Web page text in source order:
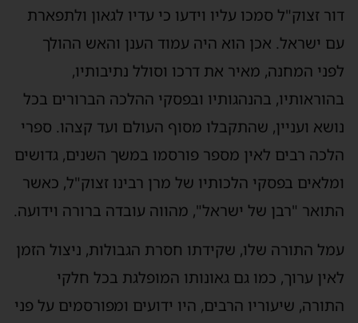
דור זצוק"ל סמכו עליו וידעו כי עדיו לגאון ולתפארת
עם ישראל. אכן הוא היה עמוד הענן והאש ההולך
לפני המחנה, מאיר את דרכו וסולל נתיבותיו,
בהוראותיו, בהנהגותיו ובפסקי ההלכה הברורים בכל
נושא ועניין, שהתקבלו מסוף העולם ועד קצהו. ספרי
הלכה רבים לאין מספר פורסמו במשך השנים, גדושים
ומלאים בפסקי הלכותיו של מרן רבינו זצוק"ל, כאשר
התואר "רבן של ישראל", מהווה עובדה ברורה וידועה.
עמל התורה שלו, שקידתו חסרת הגבולות, ניצול הזמן
לאין ערוך, כמו גם גאונותו המופלגת בכל חלקי
התורה, שיעוריו הרבים, היו ידועים ומפורסמים על פני